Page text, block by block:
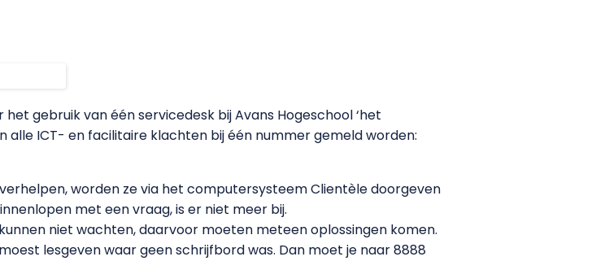
gebruik van één servicedesk bij Avans Hogeschool ‘het
alle ICT- en facilitaire klachten bij één nummer gemeld worden:
worden ze via het computersysteem Clientèle doorgeven
met een vraag, is er niet meer bij.
niet wachten, daarvoor moeten meteen oplossingen komen.
lesgeven waar geen schrijfbord was. Dan moet je naar 8888